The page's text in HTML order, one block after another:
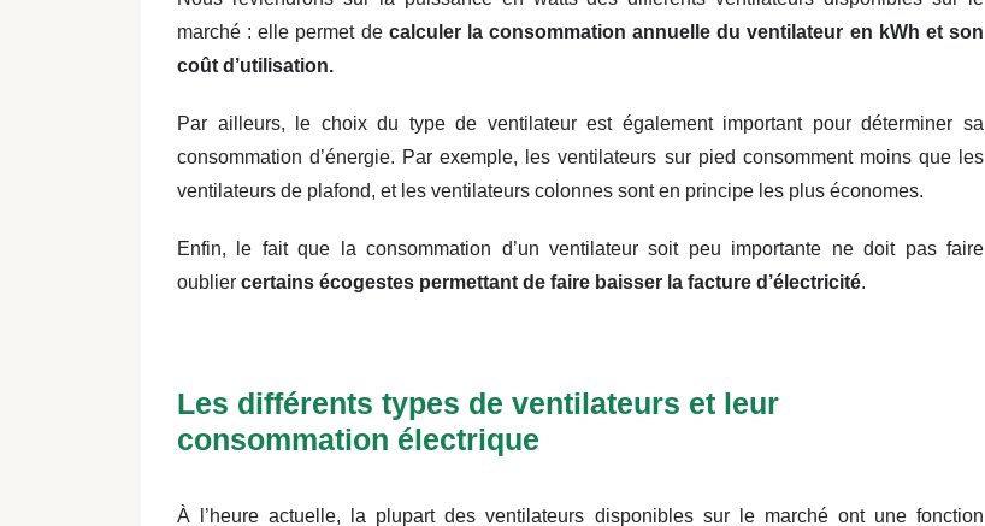
marché : elle permet de calculer la consommation annuelle du ventilateur en kWh et son
coût d’utilisation.
Par ailleurs, le choix du type de ventilateur est également important pour déterminer sa
consommation d’énergie. Par exemple, les ventilateurs sur pied consomment moins que les
ventilateurs de plafond, et les ventilateurs colonnes sont en principe les plus économes.
Enfin, le fait que la consommation d’un ventilateur soit peu importante ne doit pas faire
oublier certains écogestes permettant de faire baisser la facture d’électricité.
Les différents types de ventilateurs et leur
consommation électrique
À l’heure actuelle, la plupart des ventilateurs disponibles sur le marché ont une fonction